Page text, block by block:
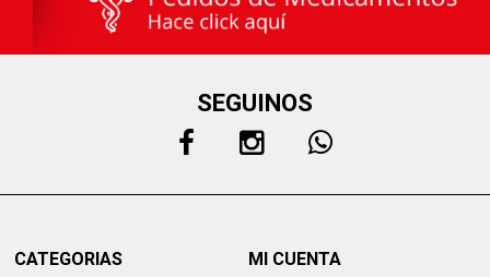
SEGUINOS
CATEGORIAS MI CUENTA